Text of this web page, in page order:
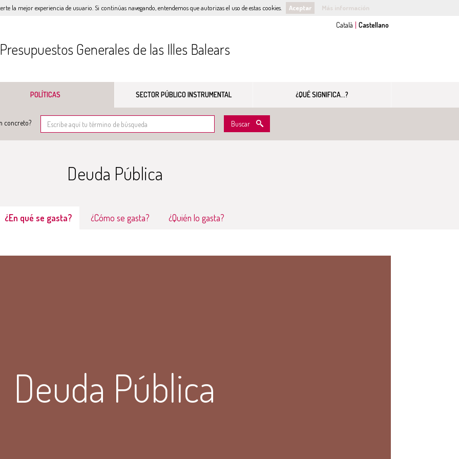
la mejor experiencia de usuario. Si continúas navegando, entendemos que autorizas el uso de estas cookies. Aceptar Más información
Presupuestos Generales de las Illes Balears
POLÍTICAS SECTOR PÚBLICO INSTRUMENTAL ¿QUÉ SIGNIFICA...?
concreto? Buscar
Deuda Pública
¿En qué se gasta? ¿Cómo se gasta? ¿Quién lo gasta?
Deuda Pública
Deuda Pública